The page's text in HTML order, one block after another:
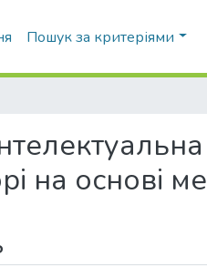
Пошук за критеріями
на основі